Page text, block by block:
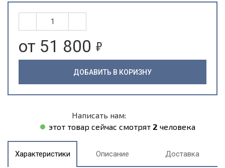
от 51 800 5
ДОБАВИТЬ В КОРИЗНУ
Написать нам:
этот товар сейчас смотрят 2 человека
Характеристики Описание Доставка